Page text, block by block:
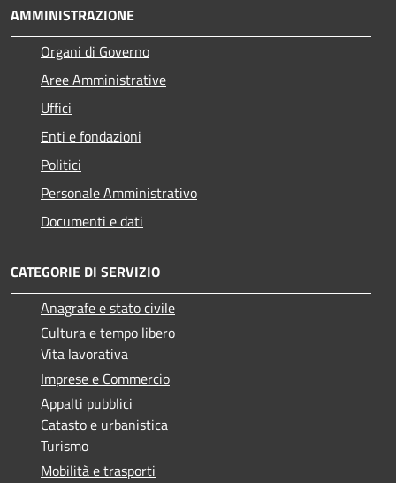
AMMINISTRAZIONE
Organi di Governo
Aree Amministrative
Uffici
Enti e fondazioni
Politici
Personale Amministrativo
Documenti e dati
CATEGORIE DI SERVIZIO
Anagrafe e stato civile
Cultura e tempo libero
Vita lavorativa
Imprese e Commercio
Appalti pubblici
Catasto e urbanistica
Turismo
Mobilità e trasporti